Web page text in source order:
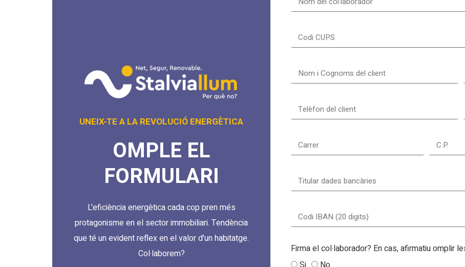
UNEIX-TE A LA REVOLUCIÓ ENERGÈTICA
OMPLE EL
FORMULARI
L'eficiència energètica cada cop pren més
protagonisme en el sector immobiliari. Tendència
que té un evident reflex en el valor d'un habitatge.
Col·laborem?
Firma el col·laborador? En cas, afirmatiu omplir